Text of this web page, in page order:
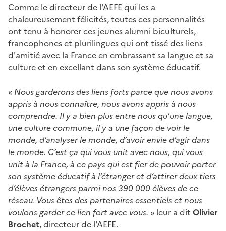
Comme le directeur de l'AEFE qui les a
chaleureusement félicités, toutes ces personnalités
ont tenu à honorer ces jeunes alumni biculturels,
francophones et plurilingues qui ont tissé des liens
d'amitié avec la France en embrassant sa langue et sa
culture et en excellant dans son système éducatif.
« Nous garderons des liens forts parce que nous avons
appris à nous connaître, nous avons appris à nous
comprendre. Il y a bien plus entre nous qu’une langue,
une culture commune, il y a une façon de voir le
monde, d’analyser le monde, d’avoir envie d’agir dans
le monde. C’est ça qui vous unit avec nous, qui vous
unit à la France, à ce pays qui est fier de pouvoir porter
son système éducatif à l’étranger et d’attirer deux tiers
d’élèves étrangers parmi nos 390 000 élèves de ce
réseau. Vous êtes des partenaires essentiels et nous
voulons garder ce lien fort avec vous. » leur a dit Olivier
Brochet, directeur de l'AEFE.